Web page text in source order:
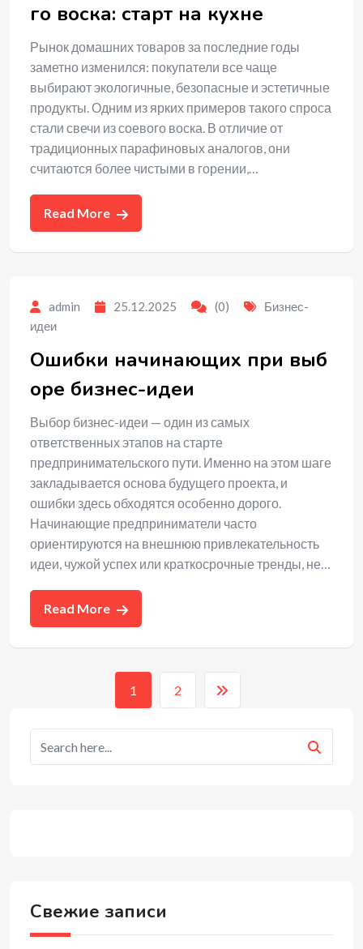
го воска: старт на кухне
Рынок домашних товаров за последние годы
заметно изменился: покупатели все чаще
выбирают экологичные, безопасные и эстетичные
продукты. Одним из ярких примеров такого спроса
стали свечи из соевого воска. В отличие от
традиционных парафиновых аналогов, они
считаются более чистыми в горении,…
Read More
admin 25.12.2025 (0)
Бизнес-
идеи
Ошибки начинающих при выб
оре бизнес-идеи
Выбор бизнес-идеи — один из самых
ответственных этапов на старте
предпринимательского пути. Именно на этом шаге
закладывается основа будущего проекта, и
ошибки здесь обходятся особенно дорого.
Начинающие предприниматели часто
ориентируются на внешнюю привлекательность
идеи, чужой успех или краткосрочные тренды, не…
Read More
1 2
Свежие записи